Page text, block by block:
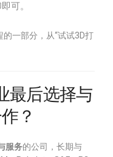
可。
一部分，从“试试3D打
最后选择与
？
服务的公司，长期与